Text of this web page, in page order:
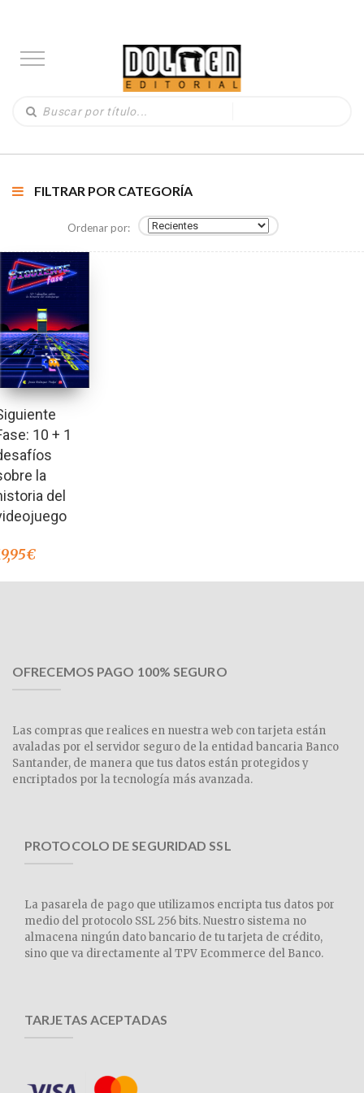
FILTRAR POR CATEGORÍA
Ordenar por:
10 + 1
la
del
€
OFRECEMOS PAGO 100% SEGURO
Las compras que realices en nuestra web con tarjeta están
avaladas por el servidor seguro de la entidad bancaria Banco
Santander, de manera que tus datos están protegidos y
encriptados por la tecnología más avanzada.
PROTOCOLO DE SEGURIDAD SSL
La pasarela de pago que utilizamos encripta tus datos por
medio del protocolo SSL 256 bits. Nuestro sistema no
almacena ningún dato bancario de tu tarjeta de crédito,
sino que va directamente al TPV Ecommerce del Banco.
TARJETAS ACEPTADAS